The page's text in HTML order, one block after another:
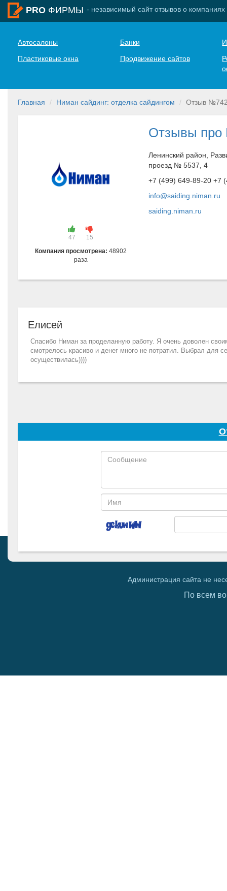
PRO ФИРМЫ - независимый сайт отзывов о компаниях
Автосалоны Банки
Пластиковые окна
Продвижение сайтов
Главная Ниман сайдинг: отделка сайдингом Отзыв
47
15
Компания просмотрена: 48902
раза
Отзывы про
Ленинский район,
проезд № 5537, 4
+7 (499) 649-89-20 +7
info@saiding.niman.ru
saiding.niman.ru
Елисей
Спасибо Ниман за проделанную работу. Я очень доволен
смотрелось красиво и денег много не потратил. Выбрал для
осуществилась))))
Администрация сайта не
По всем